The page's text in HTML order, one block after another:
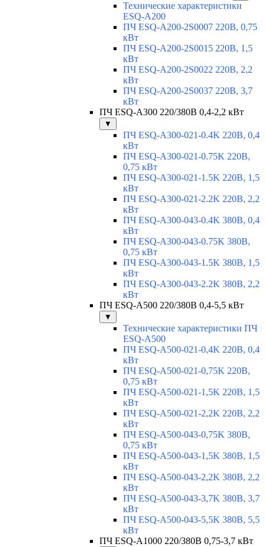
Технические характеристики
ESQ-A200
ПЧ ESQ-A200-2S0007 220В, 0,75
кВт
ПЧ ESQ-A200-2S0015 220В, 1,5
кВт
ПЧ ESQ-A200-2S0022 220В, 2,2
кВт
ПЧ ESQ-A200-2S0037 220В, 3,7
кВт
ПЧ ESQ-A300 220/380В 0,4-2,2 кВт
▼
ПЧ ESQ-A300-021-0.4K 220В, 0,4
кВт
ПЧ ESQ-A300-021-0.75K 220В,
0,75 кВт
ПЧ ESQ-A300-021-1.5K 220В, 1,5
кВт
ПЧ ESQ-A300-021-2.2K 220В, 2,2
кВт
ПЧ ESQ-A300-043-0.4K 380В, 0,4
кВт
ПЧ ESQ-A300-043-0.75K 380В,
0,75 кВт
ПЧ ESQ-A300-043-1.5K 380В, 1,5
кВт
ПЧ ESQ-A300-043-2.2K 380В, 2,2
кВт
ПЧ ESQ-A500 220/380В 0,4-5,5 кВт
▼
Технические характеристики ПЧ
ESQ-A500
ПЧ ESQ-A500-021-0,4K 220В, 0,4
кВт
ПЧ ESQ-A500-021-0,75K 220В,
0,75 кВт
ПЧ ESQ-A500-021-1,5K 220В, 1,5
кВт
ПЧ ESQ-A500-021-2,2K 220В, 2,2
кВт
ПЧ ESQ-A500-043-0,75K 380В,
0,75 кВт
ПЧ ESQ-A500-043-1,5K 380В, 1,5
кВт
ПЧ ESQ-A500-043-2,2K 380В, 2,2
кВт
ПЧ ESQ-A500-043-3,7K 380В, 3,7
кВт
ПЧ ESQ-A500-043-5,5K 380В, 5,5
кВт
ПЧ ESQ-A1000 220/380В 0,75-3,7 кВт